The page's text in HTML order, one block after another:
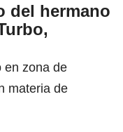
del hermano
en zona de
materia de